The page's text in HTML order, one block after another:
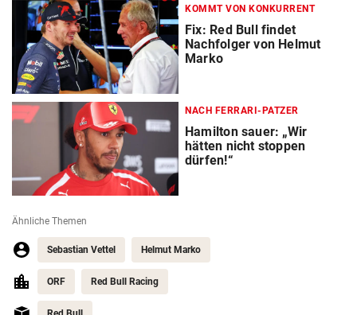
KOMMT VON KONKURRENT
Fix: Red Bull findet
Nachfolger von Helmut
Marko
NACH FERRARI-PATZER
Hamilton sauer: „Wir
hätten nicht stoppen
dürfen!“
Ähnliche Themen
Sebastian Vettel Helmut Marko
ORF Red Bull Racing